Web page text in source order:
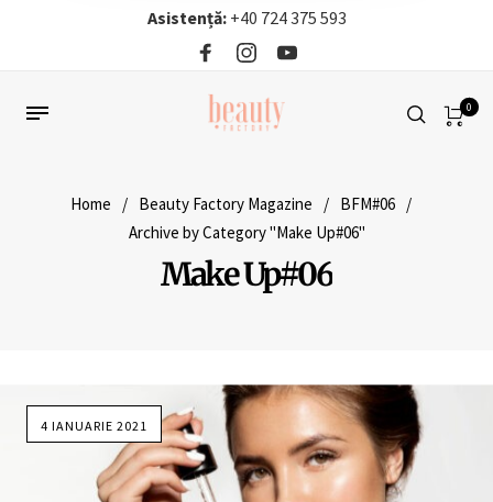
Asistență: +40 724 375 593‬
0
Home / Beauty Factory Magazine / BFM#06 /
Archive by Category "Make Up#06"
Make Up#06
4 IANUARIE 2021